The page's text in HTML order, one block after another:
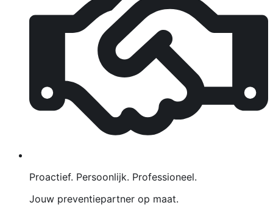
Proactief. Persoonlijk. Professioneel.
Jouw preventiepartner op maat.